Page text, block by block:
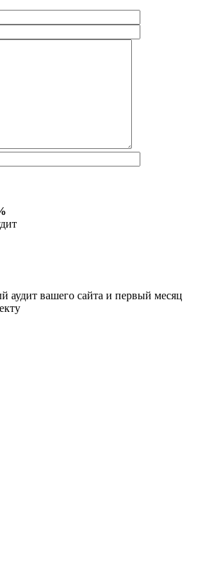
аудит вашего сайта и первый месяц